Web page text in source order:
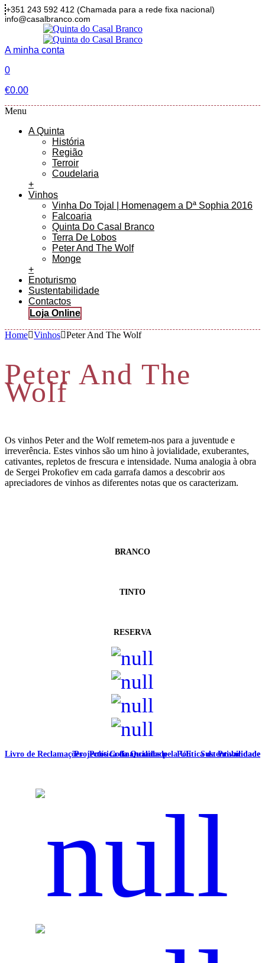
+351 243 592 412 (Chamada para a rede fixa nacional)
info@casalbranco.com
A minha conta
0
€0.00
Menu
A Quinta
História
Região
Terroir
Coudelaria
+
Vinhos
Vinha Do Tojal | Homenagem a Dª Sophia 2016
Falcoaria
Quinta Do Casal Branco
Terra De Lobos
Peter And The Wolf
Monge
+
Enoturismo
Sustentabilidade
Contactos
Loja Online
Home Vinhos Peter And The Wolf
Peter And The
Wolf
Os vinhos Peter and the Wolf remetem-nos para a juventude e
irreverência. Estes vinhos são um hino à jovialidade, exuberantes,
cativantes, repletos de frescura e intensidade. Numa analogia à obra
de Sergei Prokofiev em cada garrafa damos a descobrir aos
apreciadores de vinhos as diferentes notas que os caracterizam.
BRANCO
TINTO
RESERVA
Livro de Reclamações Política da Qualidade Política da Privacidade
Projectos Cofinanciados pela UE Sustentabilidade